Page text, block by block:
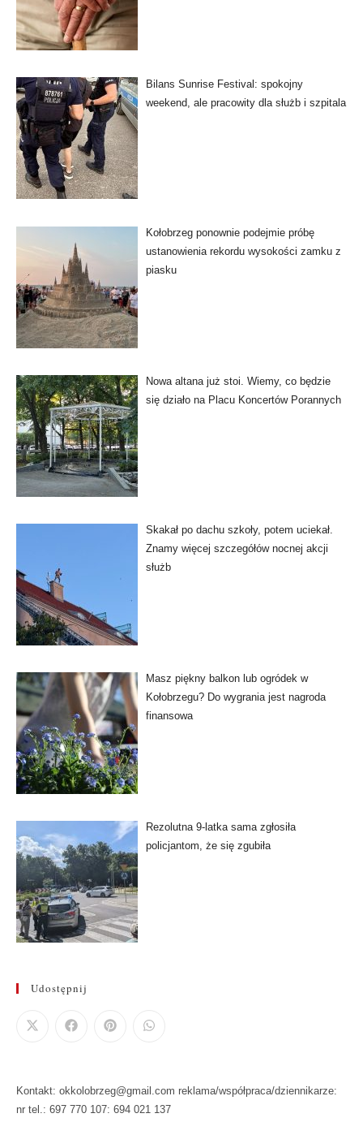
Bilans Sunrise Festival: spokojny
weekend, ale pracowity dla służb i szpitala
Kołobrzeg ponownie podejmie próbę
ustanowienia rekordu wysokości zamku z
piasku
Nowa altana już stoi. Wiemy, co będzie
się działo na Placu Koncertów Porannych
Skakał po dachu szkoły, potem uciekał.
Znamy więcej szczegółów nocnej akcji
służb
Masz piękny balkon lub ogródek w
Kołobrzegu? Do wygrania jest nagroda
finansowa
Rezolutna 9-latka sama zgłosiła
policjantom, że się zgubiła
Udostępnij
Kontakt: okkolobrzeg@gmail.com reklama/współpraca/dziennikarze:
nr tel.: 697 770 107: 694 021 137